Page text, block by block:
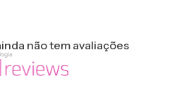
não tem avaliações